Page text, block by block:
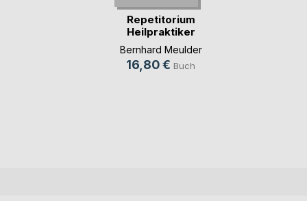
Repetitorium
Heilpraktiker
Psychot(...)
Bernhard Meulder
16,80 € Buch